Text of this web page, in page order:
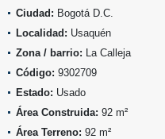
Ciudad: Bogotá D.C.
Localidad: Usaquén
Zona / barrio: La Calleja
Código: 9302709
Estado: Usado
Área Construida: 92 m²
Área Terreno: 92 m²